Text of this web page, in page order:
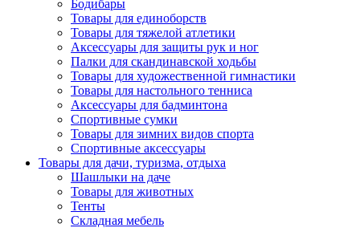
Бодибары
Товары для единоборств
Товары для тяжелой атлетики
Аксессуары для защиты рук и ног
Палки для скандинавской ходьбы
Товары для художественной гимнастики
Товары для настольного тенниса
Аксессуары для бадминтона
Спортивные сумки
Товары для зимних видов спорта
Спортивные аксессуары
Товары для дачи, туризма, отдыха
Шашлыки на даче
Товары для животных
Тенты
Складная мебель